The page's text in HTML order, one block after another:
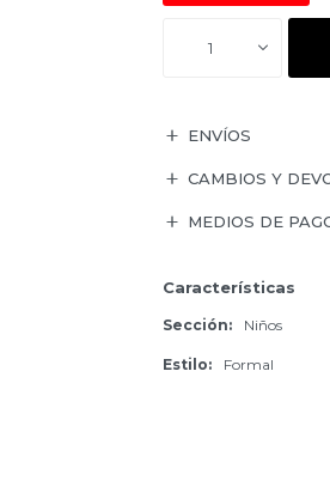
1
ENVÍOS
CAMBIOS Y
MEDIOS DE
Características
Sección Niños
Estilo Formal